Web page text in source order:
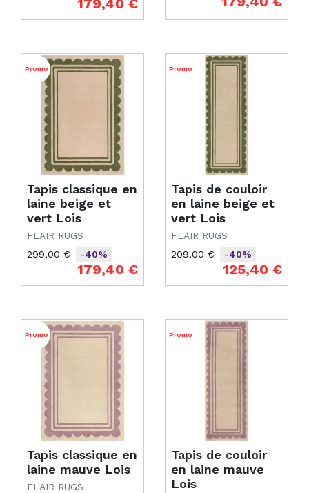
179,40 €
Tapis classique en
laine beige et
vert Lois
FLAIR RUGS
Prix de base
299,00 €
-40%
179,40 €
Promo
Tapis de couloir
en laine beige et
vert Lois
FLAIR RUGS
Prix de base
209,00 €
-40%
125,40 €
Promo
Tapis classique en
laine mauve Lois
FLAIR RUGS
Promo
Tapis de couloir
en laine mauve
Lois
Promo